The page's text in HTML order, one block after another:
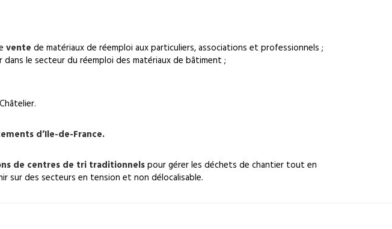
vente de matériaux de réemploi aux particuliers, associations et professionnels ;
le secteur du réemploi des matériaux de bâtiment ;
d’Ile-de-France.
de centres de tri traditionnelspour gérer les déchets de chantier tout en
sur des secteurs en tension et non délocalisable.